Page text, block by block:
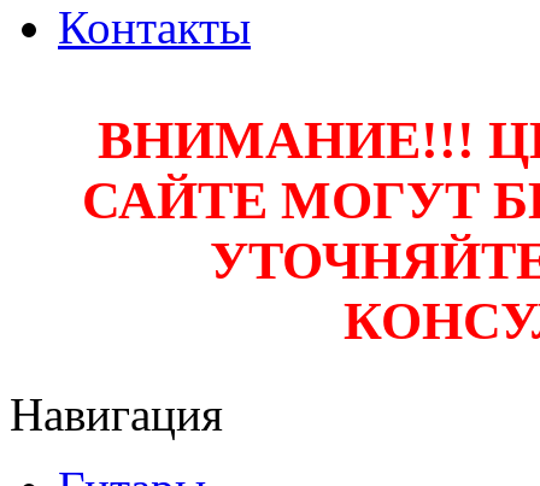
Контакты
ВНИМАНИЕ!!!
САЙТЕ МОГУТ
Навигация